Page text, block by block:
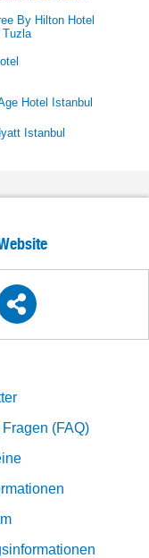
By Hilton Hotel
Tuzla
Hotel Istanbul
Istanbul
(FAQ)